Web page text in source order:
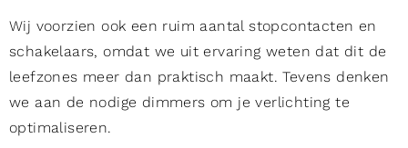
Wij voorzien ook een ruim aantal stopcontacten en
schakelaars, omdat we uit ervaring weten dat dit de
leefzones meer dan praktisch maakt. Tevens denken
we aan de nodige dimmers om je verlichting te
optimaliseren.